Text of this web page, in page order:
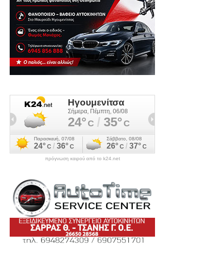
πρόγνωση καιρού από το k24.net